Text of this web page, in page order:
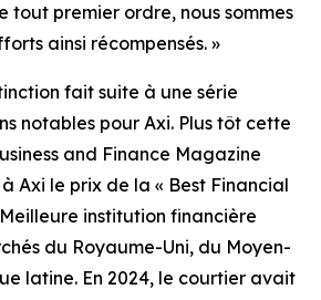
tout premier ordre, nous sommes
ainsi récompensés. »
fait suite à une série
notables pour Axi. Plus tôt cette
and Finance Magazine
Axi le prix de la « Best Financial
institution financière
du Royaume-Uni, du Moyen-
latine. En 2024, le courtier avait